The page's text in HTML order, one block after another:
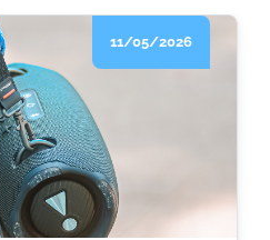
11/05/2026